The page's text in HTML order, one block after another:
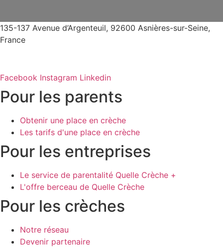
135-137 Avenue d’Argenteuil, 92600 Asnières-sur-Seine,
France
Facebook Instagram Linkedin
Pour les parents
Obtenir une place en crèche
Les tarifs d'une place en crèche
Pour les entreprises
Le service de parentalité Quelle Crèche +
L'offre berceau de Quelle Crèche
Pour les crèches
Notre réseau
Devenir partenaire